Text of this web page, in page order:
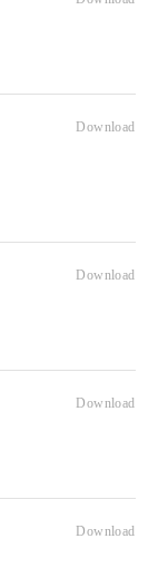
Download
Download
Download
Download